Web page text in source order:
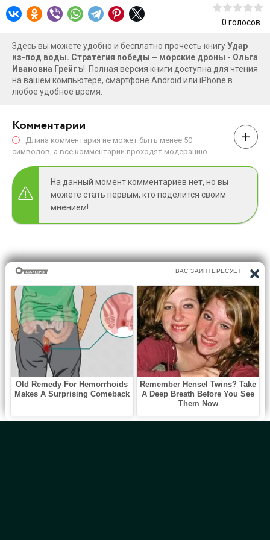
технологий времен 1-й и 2-й мировых войн. У России еще
есть шансы на грамотное переформатирование в этом
подводных дронов — это ключ к сохранению
человеческих жизней, ключ к решению поставленных
задач, ключ к победе.
0 голосов
Здесь вы можете удобно и бесплатно прочесть книгуУдар
из-под воды. Стратегия победы – морские дроны - Ольга
Ивановна Грейгъ!. Полная версия книги доступна для чтения
на вашем компьютере, смартфоне Android или iPhone в
любое удобное время.
Комментарии
Длина комментария не может быть менее 50
символов, а все комментарии проходят модерацию.
На данный момент комментариев нет, но вы
можете стать первым, кто поделится своим
мнением!